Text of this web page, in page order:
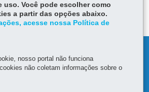
uso. Você pode escolher como
a partir das opções abaixo.
acesse nossa Política de
nosso portal não funciona
não coletam informações sobre o